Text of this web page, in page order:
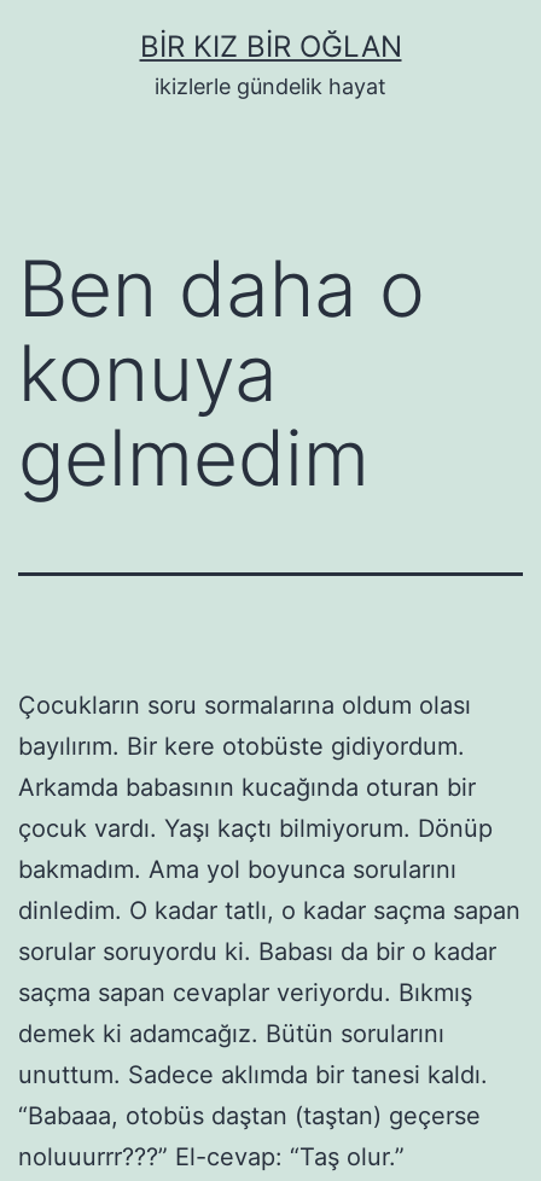
BIR KIZ BIR OĞLAN
ikizlerle gündelik hayat
Ben daha o
konuya
gelmedim
Çocukların soru sormalarına oldum olası
bayılırım. Bir kere otobüste gidiyordum.
Arkamda babasının kucağında oturan bir
çocuk vardı. Yaşı kaçtı bilmiyorum. Dönüp
bakmadım. Ama yol boyunca sorularını
dinledim. O kadar tatlı, o kadar saçma sapan
sorular soruyordu ki. Babası da bir o kadar
saçma sapan cevaplar veriyordu. Bıkmış
demek ki adamcağız. Bütün sorularını
unuttum. Sadece aklımda bir tanesi kaldı.
“Babaaa, otobüs daştan (taştan) geçerse
noluuurrr???” El-cevap: “Taş olur.”